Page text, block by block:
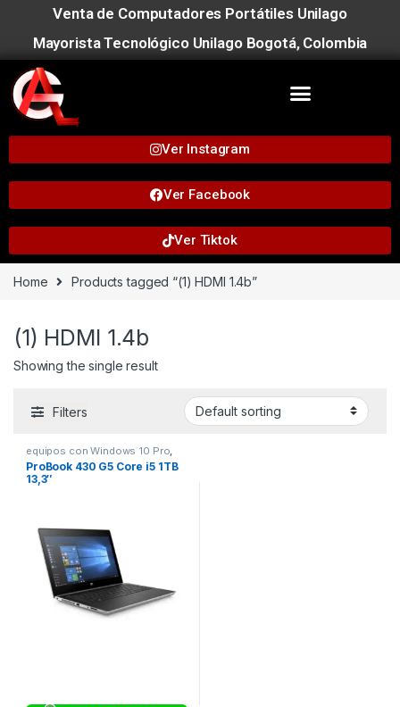
Venta de Computadores Portátiles Unilago
Mayorista Tecnológico Unilago Bogotá, Colombia
Ver Instagram
Ver Facebook
Ver Tiktok
Home Products tagged “(1) HDMI 1.4b”
(1) HDMI 1.4b
Showing the single result
Filters
equipos con Windows 10 Pro
Hewlett Packard probook
equipos corporativos
ProBook 430 G5 Core i5 1TB
13,3″